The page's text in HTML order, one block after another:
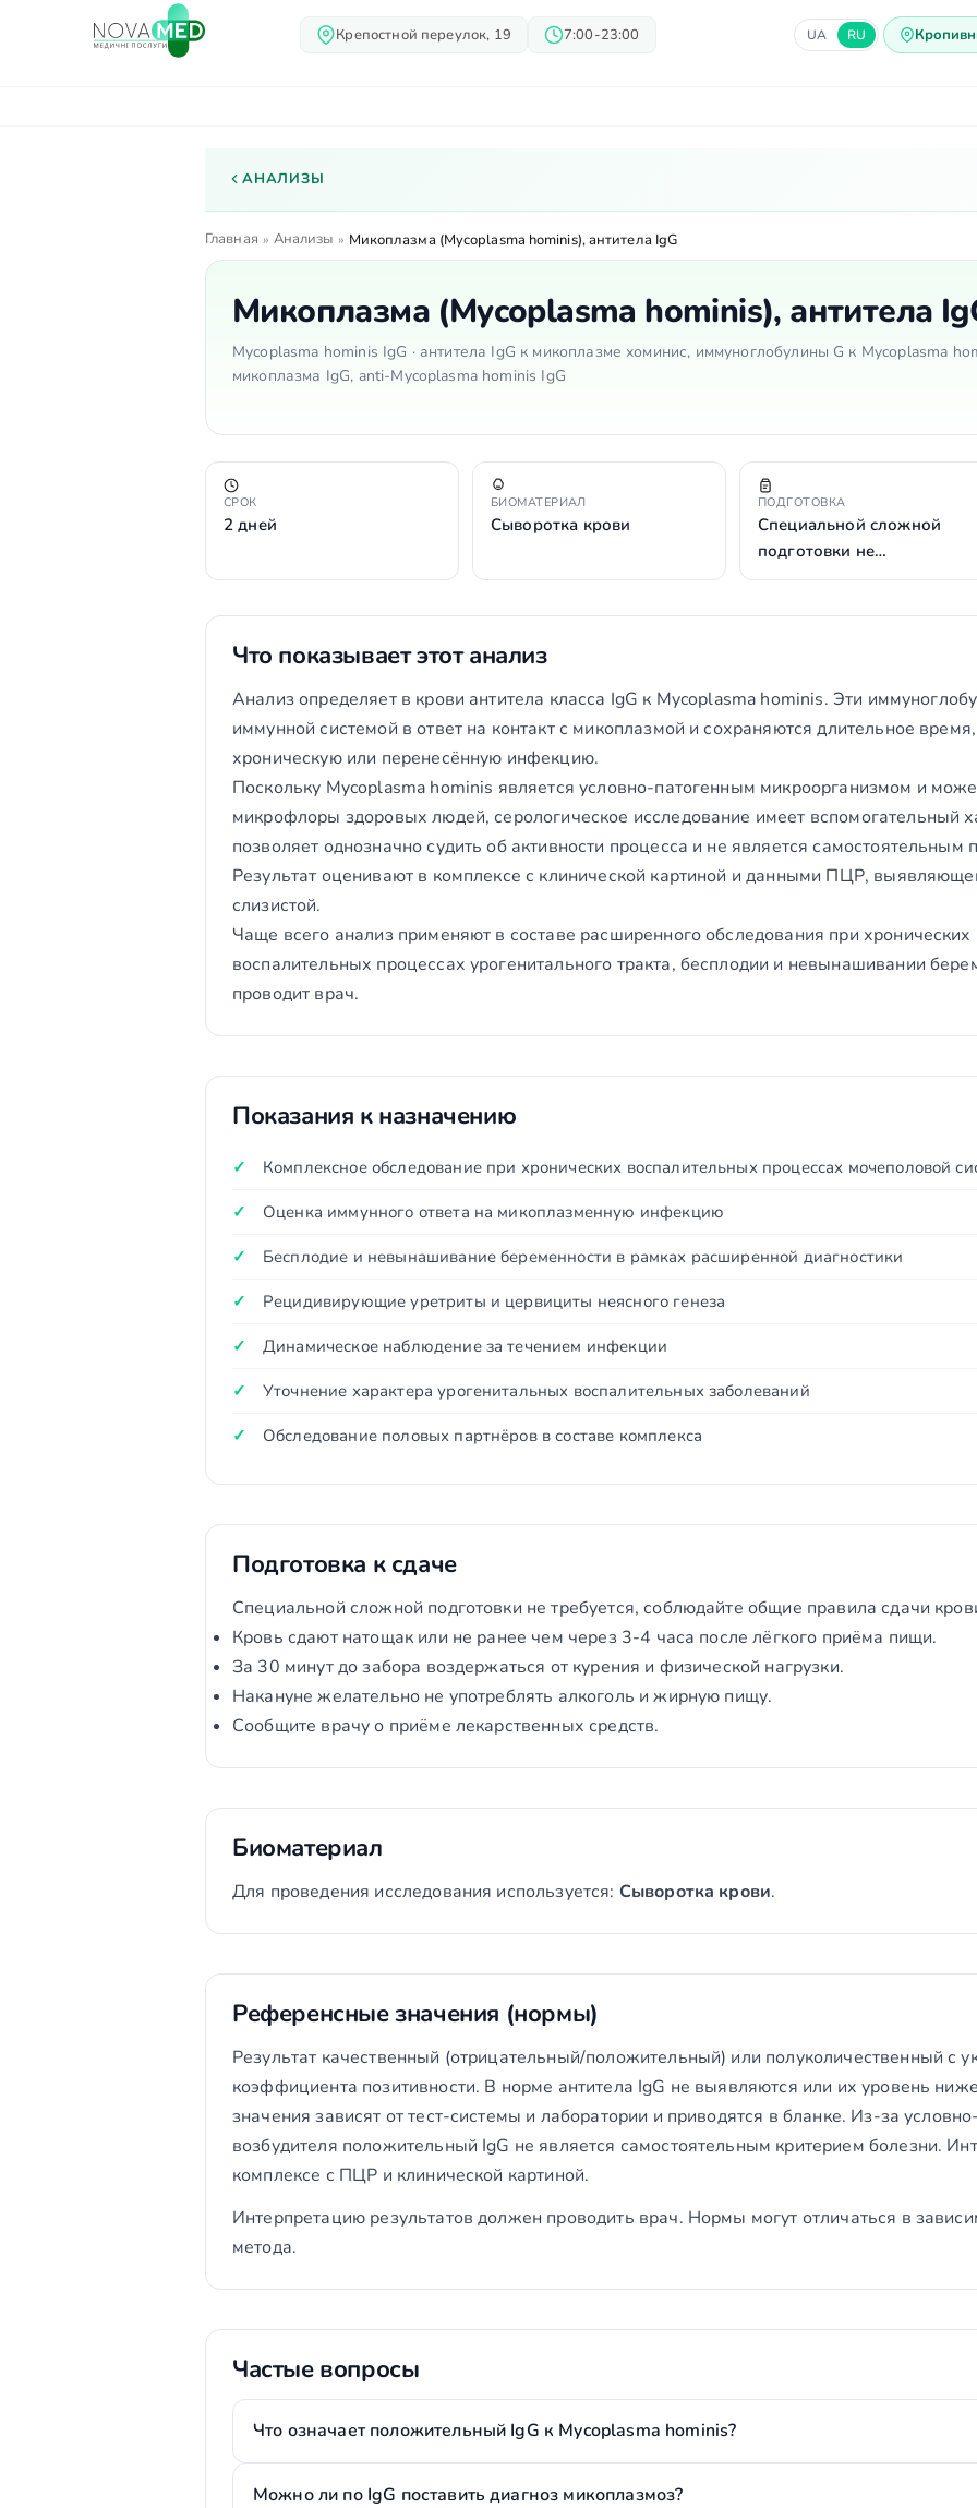
Крепостной переулок, 19 7:00-23:00 UA RU
АНАЛИЗЫ
Главная » Анализы » Микоплазма (Mycoplasma hominis), антитела IgG
Микоплазма (Mycoplasma hominis), антитела
Mycoplasma hominis IgG · антитела IgG к микоплазме хоминис, иммуноглобулины G к Mycoplasma
микоплазма IgG, anti-Mycoplasma hominis IgG
СРОК
2 дней
БИОМАТЕРИАЛ
Сыворотка крови
ПОДГОТОВКА
Специальной сложной
подготовки не…
Что показывает этот анализ
Анализ определяет в крови антитела класса IgG к Mycoplasma hominis. Эти
иммунной системой в ответ на контакт с микоплазмой и сохраняются длительное
хроническую или перенесённую инфекцию.
Поскольку Mycoplasma hominis является условно-патогенным микроорганизмом и
микрофлоры здоровых людей, серологическое исследование имеет вспомогательный
позволяет однозначно судить об активности процесса и не является
Результат оценивают в комплексе с клинической картиной и данными ПЦР,
слизистой.
Чаще всего анализ применяют в составе расширенного обследования при
воспалительных процессах урогенитального тракта, бесплодии и невынашивании
проводит врач.
Показания к назначению
Комплексное обследование при хронических воспалительных процессах мочеполовой
Оценка иммунного ответа на микоплазменную инфекцию
Бесплодие и невынашивание беременности в рамках расширенной диагностики
Рецидивирующие уретриты и цервициты неясного генеза
Динамическое наблюдение за течением инфекции
Уточнение характера урогенитальных воспалительных заболеваний
Обследование половых партнёров в составе комплекса
Подготовка к сдаче
Специальной сложной подготовки не требуется, соблюдайте общие правила сдачи
Кровь сдают натощак или не ранее чем через 3-4 часа после лёгкого приёма пищи.
За 30 минут до забора воздержаться от курения и физической нагрузки.
Накануне желательно не употреблять алкоголь и жирную пищу.
Сообщите врачу о приёме лекарственных средств.
Биоматериал
Для проведения исследования используется: Сыворотка крови.
Референсные значения (нормы)
Результат качественный (отрицательный/положительный) или полуколичественный с
коэффициента позитивности. В норме антитела IgG не выявляются или их уровень
значения зависят от тест-системы и лаборатории и приводятся в бланке. Из-за
возбудителя положительный IgG не является самостоятельным критерием болезни.
комплексе с ПЦР и клинической картиной.
Интерпретацию результатов должен проводить врач. Нормы могут отличаться в
метода.
Частые вопросы
Что означает положительный IgG к Mycoplasma hominis?
Можно ли по IgG поставить диагноз микоплазмоз?